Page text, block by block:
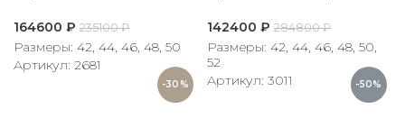
-30%
164600 ₽ 235100₽
Размеры: 42, 44, 46, 48, 50
Артикул: 2681
-50%
142400 ₽ 284800₽
Размеры: 42, 44, 46, 48, 50,
52
Артикул: 3011